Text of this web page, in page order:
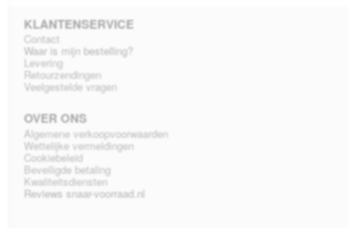
KLANTENSERVICE
Contact
Waar is mijn bestelling?
Levering
Retourzendingen
Veelgestelde vragen
OVER ONS
Algemene verkoopvoorwaarden
Wettelijke vermeldingen
Cookiebeleid
Beveiligde betaling
Kwaliteitsdiensten
Reviews snaar-voorraad.nl